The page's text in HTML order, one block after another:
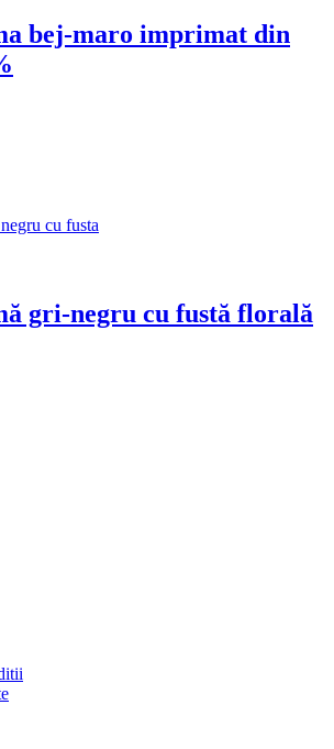
bej-maro imprimat din
gri-negru cu fustă florală